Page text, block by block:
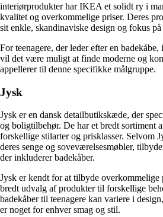
interiørprodukter har IKEA et solidt ry i
kvalitet og overkommelige priser. Deres
sit enkle, skandinaviske design og fokus
For teenagere, der leder efter en
vil det være muligt at finde moderne og
appellerer til denne specifikke målgruppe.
Jysk
Jysk er en dansk detailbutikskæde, der
og boligtilbehør. De har et bredt sortiment
forskellige stilarter og prisklasser. Selvom
deres senge og soveværelsesmøbler,
der inkluderer badekåber.
Jysk er kendt for at tilbyde overkommelige
bredt udvalg af produkter til forskellige
badekåber til teenagere kan variere i
er noget for enhver smag og stil.